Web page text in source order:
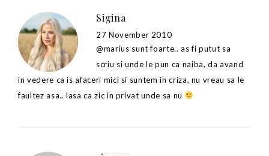
Sigina
27 November 2010
@marius sunt foarte.. as fi putut sa
scriu si unde le pun ca naiba, da avand
in vedere ca is afaceri mici si suntem in criza, nu vreau sa le
faultez asa.. lasa ca zic in privat unde sa nu